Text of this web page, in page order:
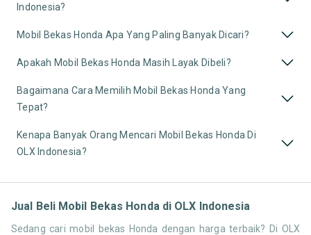
Indonesia?
Mobil Bekas Honda Apa Yang Paling Banyak Dicari?
Apakah Mobil Bekas Honda Masih Layak Dibeli?
Bagaimana Cara Memilih Mobil Bekas Honda Yang
Tepat?
Kenapa Banyak Orang Mencari Mobil Bekas Honda Di
OLX Indonesia?
Jual Beli Mobil Bekas Honda di OLX Indonesia
Sedang cari mobil bekas Honda dengan harga terbaik? Di OLX